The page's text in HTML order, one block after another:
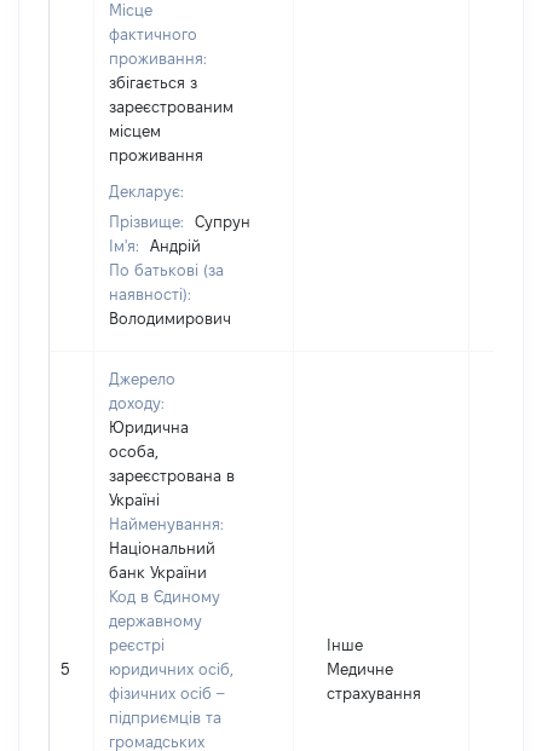
Місце
фактичного
проживання:
збігається з
зареєстрованим
місцем
проживання
Декларує:
Прізвище:
Супрун
Ім'я:
Андрій
По батькові (за
наявності):
Володимирович
5
Джерело
доходу:
Юридична
особа,
зареєстрована в
Україні
Найменування:
Національний
банк України
Код в Єдиному
державному
реєстрі
юридичних осіб,
фізичних осіб –
підприємців та
громадських
Інше
Медичне
страхування